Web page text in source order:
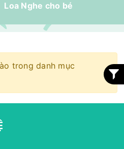
Loa Nghe cho bé
trong danh mục